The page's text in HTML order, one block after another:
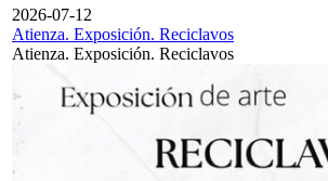
2026-07-12
Atienza. Exposición. Reciclavos
Atienza. Exposición. Reciclavos